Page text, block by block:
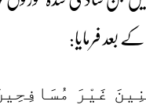
بعد فرمایا:
غَيْرَ